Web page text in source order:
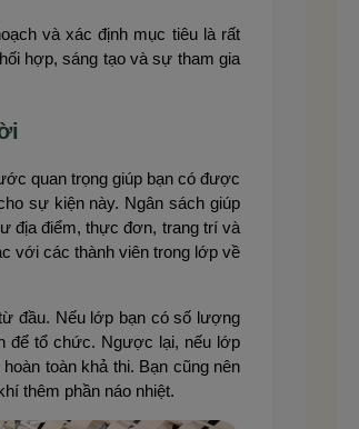
và xác định mục tiêu là rất
hợp, sáng tạo và sự tham gia
quan trọng giúp bạn có được
sự kiện này. Ngân sách giúp
địa điểm, thực đơn, trang trí và
với các thành viên trong lớp về
đầu. Nếu lớp bạn có số lượng
để tổ chức. Ngược lại, nếu lớp
toàn khả thi. Bạn cũng nên
thêm phần náo nhiệt.